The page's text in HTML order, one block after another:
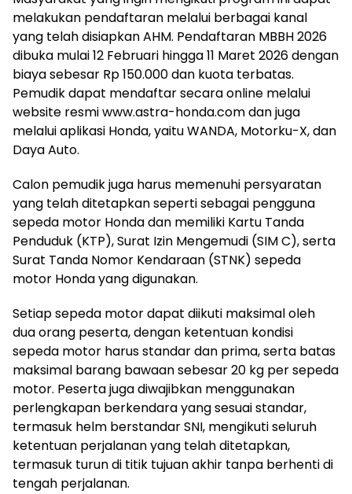
melakukan pendaftaran melalui berbagai kanal
yang telah disiapkan AHM. Pendaftaran MBBH 2026
dibuka mulai 12 Februari hingga 11 Maret 2026 dengan
biaya sebesar Rp 150.000 dan kuota terbatas.
Pemudik dapat mendaftar secara online melalui
website resmi www.astra-honda.com dan juga
melalui aplikasi Honda, yaitu WANDA, Motorku-X, dan
Daya Auto.
Calon pemudik juga harus memenuhi persyaratan
yang telah ditetapkan seperti sebagai pengguna
sepeda motor Honda dan memiliki Kartu Tanda
Penduduk (KTP), Surat Izin Mengemudi (SIM C), serta
Surat Tanda Nomor Kendaraan (STNK) sepeda
motor Honda yang digunakan.
Setiap sepeda motor dapat diikuti maksimal oleh
dua orang peserta, dengan ketentuan kondisi
sepeda motor harus standar dan prima, serta batas
maksimal barang bawaan sebesar 20 kg per sepeda
motor. Peserta juga diwajibkan menggunakan
perlengkapan berkendara yang sesuai standar,
termasuk helm berstandar SNI, mengikuti seluruh
ketentuan perjalanan yang telah ditetapkan,
termasuk turun di titik tujuan akhir tanpa berhenti di
tengah perjalanan.